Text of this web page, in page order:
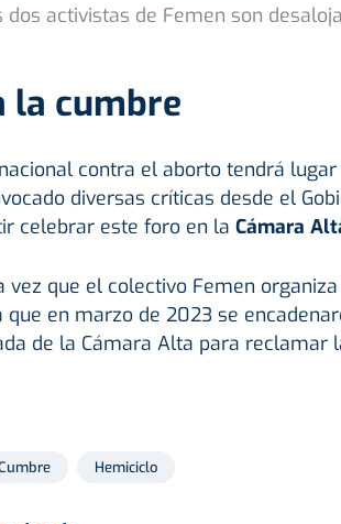
activistas de Femen son
la cumbre
contra el aborto tendrá
diversas críticas desde el
celebrar este foro en la Cámara
vez que el colectivo Femen
que en marzo de 2023 se
de la Cámara Alta para reclamar
Hemiciclo